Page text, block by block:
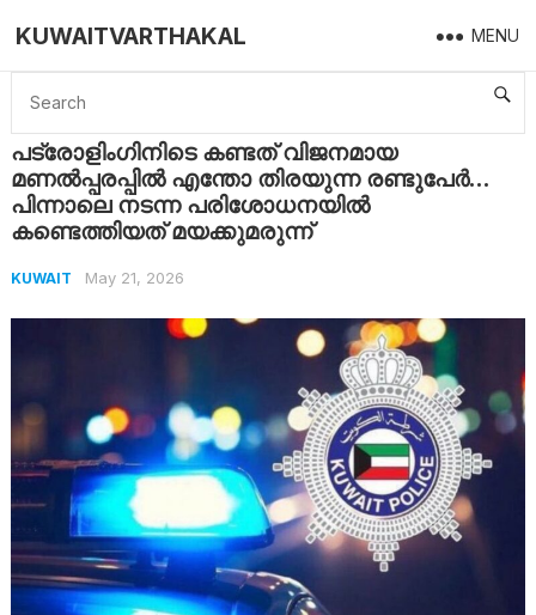
KUWAITVARTHAKAL MENU
Home Kuwait പട്രോളിംഗിനിടെ കണ്ടത് വിജനമായ മണൽപ്പരപ്പിൽ എന്തോ തിരയുന്ന രണ്ടുപേർ…പിന്നാലെ നടന്ന പരിശോധനയിൽ കണ്ടെത്തിയത് മയക്കുമരുന്ന്
പട്രോളിംഗിനിടെ കണ്ടത് വിജനമായ
മണൽപ്പരപ്പിൽ എന്തോ തിരയുന്ന രണ്ടുപേർ…
പിന്നാലെ നടന്ന പരിശോധനയിൽ
കണ്ടെത്തിയത് മയക്കുമരുന്ന്
KUWAIT May 21, 2026